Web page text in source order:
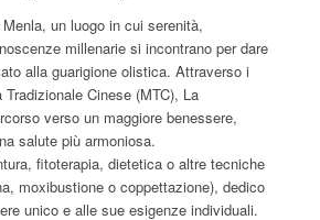
un luogo in cui serenità,
millenarie si incontrano per dare
alla guarigione olistica. Attraverso i
Cinese (MTC), La
verso un maggiore benessere,
salute più armoniosa.
fitoterapia, dietetica o altre tecniche
moxibustione o coppettazione), dedico
unico e alle sue esigenze individuali.